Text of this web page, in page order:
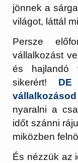
jönnek a
világot, láttál
Persze
vállalkozást
és hajlandó
sikerért!
nyaralni a
időt szánni
miközben
És nézzük az